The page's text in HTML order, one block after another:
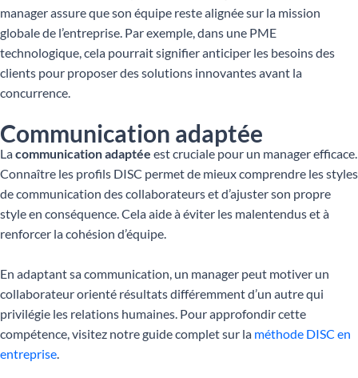
manager assure que son équipe reste alignée sur la mission
globale de l’entreprise. Par exemple, dans une PME
technologique, cela pourrait signifier anticiper les besoins des
clients pour proposer des solutions innovantes avant la
concurrence.
Communication adaptée
Lacommunication adaptée est cruciale pour un manager efficace.
Connaître les profils DISC permet de mieux comprendre les styles
de communication des collaborateurs et d’ajuster son propre
style en conséquence. Cela aide à éviter les malentendus et à
renforcer la cohésion d’équipe.
En adaptant sa communication, un manager peut motiver un
collaborateur orienté résultats différemment d’un autre qui
privilégie les relations humaines. Pour approfondir cette
compétence, visitez notre guide complet sur la méthode DISC en
entreprise.